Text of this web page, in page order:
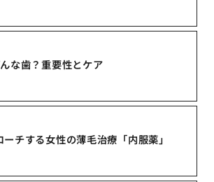
な歯？重要性とケア
チする女性の薄毛治療「内服薬」